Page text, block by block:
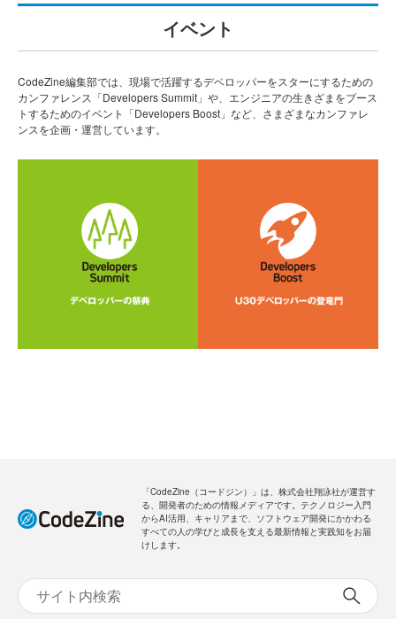
イベント
CodeZine編集部では、現場で活躍するデベロッパーをスターにするための
カンファレンス「Developers Summit」や、エンジニアの生きざまをブース
トするためのイベント「Developers Boost」など、さまざまなカンファレ
ンスを企画・運営しています。
「CodeZine（コードジン）」は、株式会社翔泳社が運営す
る、開発者のための情報メディアです。テクノロジー入門
からAI活用、キャリアまで、ソフトウェア開発にかかわる
すべての人の学びと成長を支える最新情報と実践知をお届
けします。